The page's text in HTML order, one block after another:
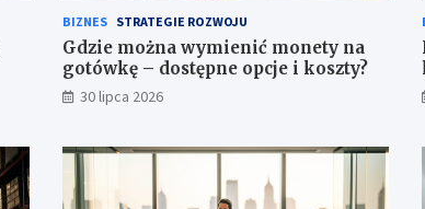
BIZNES STRATEGIE ROZWOJU
Gdzie można wymienić monety na
gotówkę – dostępne opcje i koszty?
30 lipca 2026